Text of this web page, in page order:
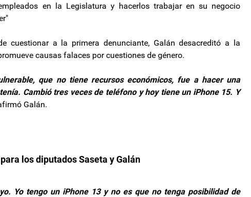
en la Legislatura y hacerlos trabajar en su negocio
cuestionar a la primera denunciante, Galán desacreditó a la
causas falaces por cuestiones de género.
que no tiene recursos económicos, fue a hacer una
Cambió tres veces de teléfono y hoy tiene un iPhone 15. Y
Galán.
los diputados Saseta y Galán
Yo tengo un iPhone 13 y no es que no tenga posibilidad de